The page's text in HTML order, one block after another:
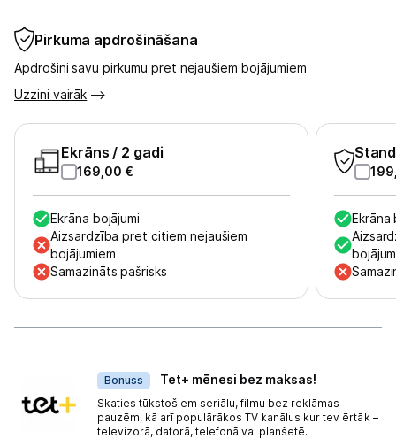
Pirkuma apdrošināšana
Apdrošini savu pirkumu pret nejaušiem bojājumiem
Uzzini vairāk
Ekrāns / 2 gadi
169,00 €
Ekrāna bojājumi
Aizsardzība pret citiem nejaušiem
bojājumiem
Samazināts pašrisks
Ekrāna
Bonuss Tet+ mēnesi bez maksas!
Skaties tūkstošiem seriālu, filmu bez reklāmas
pauzēm, kā arī populārākos TV kanālus kur tev ērtāk –
televizorā, datorā, telefonā vai planšetē.